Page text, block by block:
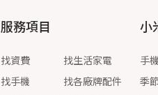
服務項目
找資費
找手機
找生活家電
找各廠牌配件
小
手
季